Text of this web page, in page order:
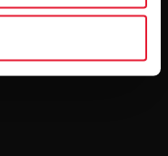
de retour